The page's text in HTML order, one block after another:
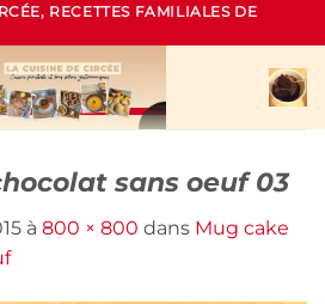
RECETTES FAMILIALES DE
sans oeuf 03
à 800 × 800 dans Mug cake